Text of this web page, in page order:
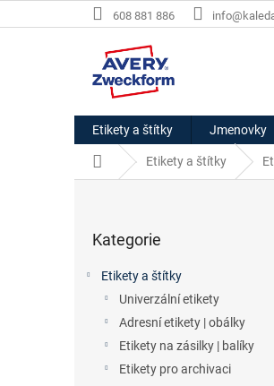
na
608 881 886
Etikety a štítky Jmenovky
Domů Etikety a štítky
kategorie
Kategorie
Etikety a štítky
Univerzální etikety
Adresní etikety | obálky
Etikety na zásilky | balíky
Etikety pro archivaci